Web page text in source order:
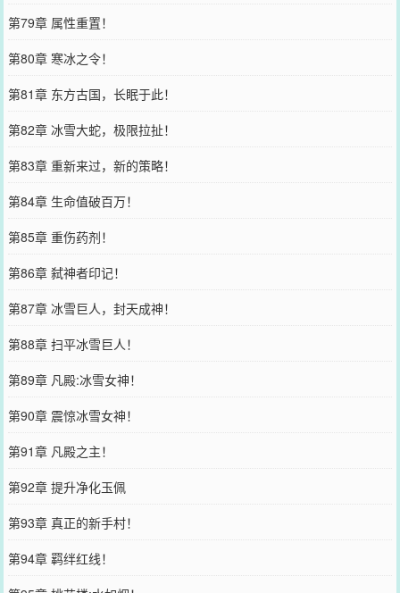
第79章 属性重置！
第80章 寒冰之令！
第81章 东方古国，长眠于此！
第82章 冰雪大蛇，极限拉扯！
第83章 重新来过，新的策略！
第84章 生命值破百万！
第85章 重伤药剂！
第86章 弑神者印记！
第87章 冰雪巨人，封天成神！
第88章 扫平冰雪巨人！
第89章 凡殿:冰雪女神！
第90章 震惊冰雪女神！
第91章 凡殿之主！
第92章 提升净化玉佩
第93章 真正的新手村！
第94章 羁绊红线！